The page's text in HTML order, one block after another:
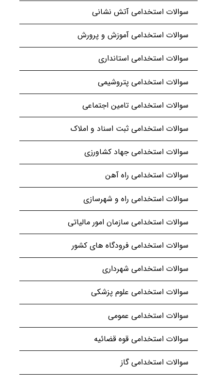
سوالات استخدامی آتش نشانی
سوالات استخدامی آموزش و پرورش
سوالات استخدامی استانداری
سوالات استخدامی پتروشیمی
سوالات استخدامی تامین اجتماعی
سوالات استخدامی ثبت اسناد و املاک
سوالات استخدامی جهاد کشاورزی
سوالات استخدامی راه آهن
سوالات استخدامی راه و شهرسازی
سوالات استخدامی سازمان امور مالیاتی
سوالات استخدامی فرودگاه های کشور
سوالات استخدامی شهرداری
سوالات استخدامی علوم پزشکی
سوالات استخدامی عمومی
سوالات استخدامی قوه قضائیه
سوالات استخدامی گاز